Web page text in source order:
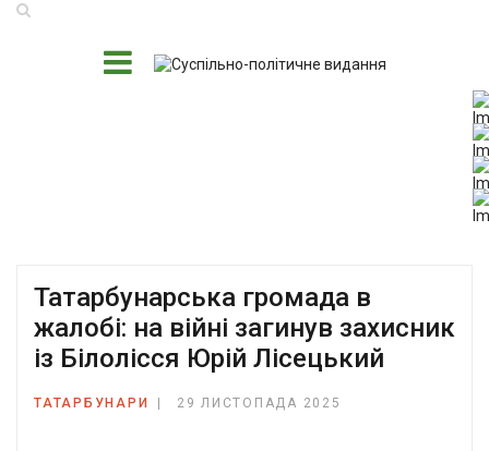
Татарбунарська громада в
жалобі: на війні загинув захисник
із Білолісся Юрій Лісецький
ТАТАРБУНАРИ 29 ЛИСТОПАДА 2025